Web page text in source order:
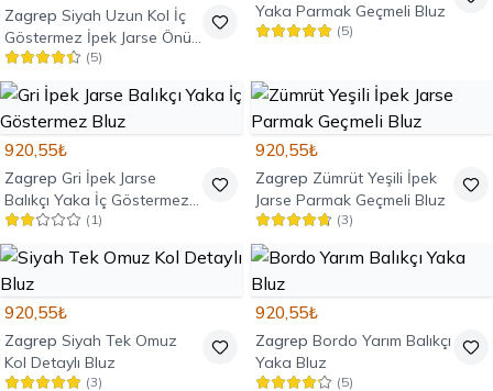
Zagrep Siyah Uzun Kol İç
Göstermez İpek Jarse Önü
Pencereli Bluz
(5)
Yaka Parmak Geçmeli Bluz
(5)
920,55₺
Zagrep Gri İpek Jarse
Balıkçı Yaka İç Göstermez
Bluz
( 1)
920,55₺
Zagrep Zümrüt Yeşili İpek
Jarse Parmak Geçmeli Bluz
(3)
920,55₺
Zagrep Siyah Tek Omuz
Kol Detaylı Bluz
(3)
920,55₺
Zagrep Bordo Yarım Balıkçı
Yaka Bluz
(5)